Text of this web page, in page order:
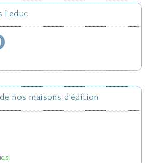
Leduc
nos maisons d'édition